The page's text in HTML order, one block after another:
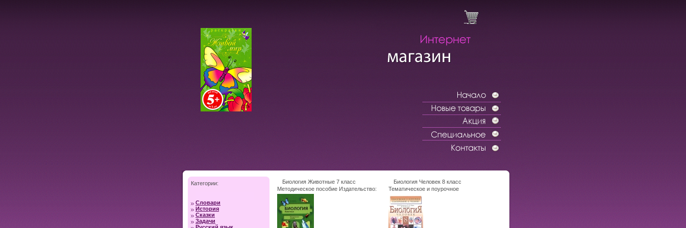
Категории:
Словари
История
Сказки
Задачи
Биология Животные 7 класс
Методическое пособие Издательство:
Вентана-Граф, 2007 г Мягкая обложка,
176 стр ISBN 978-5-360-00380-9 Тираж:
2000 экз Формат: 60x90/16 (~145х217
мм) инфо 3887f.
Биология Человек 8 класс
Тематическое и поурочное
планирование к учебнику Издательство:
Дрофа, 2010 г Мягкая обложка, 176 стр
ISBN 978-5-358-07951-9 Тираж: 2000 экз
Формат: 125x200 инфо 3890f.